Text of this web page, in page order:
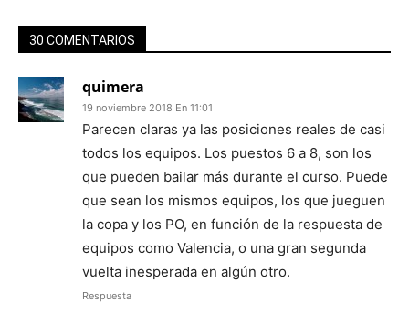
30 COMENTARIOS
quimera
19 noviembre 2018 En 11:01
Parecen claras ya las posiciones reales de casi
todos los equipos. Los puestos 6 a 8, son los
que pueden bailar más durante el curso. Puede
que sean los mismos equipos, los que jueguen
la copa y los PO, en función de la respuesta de
equipos como Valencia, o una gran segunda
vuelta inesperada en algún otro.
Respuesta